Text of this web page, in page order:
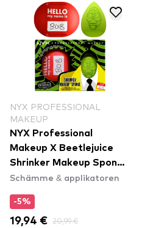
NYX PROFESSIONAL
MAKEUP
NYX Professional
Makeup X Beetlejuice
Shrinker Makeup Sponge
& Travel Case
Schämme & applikatoren
-5%
19,94 € 20,99 €